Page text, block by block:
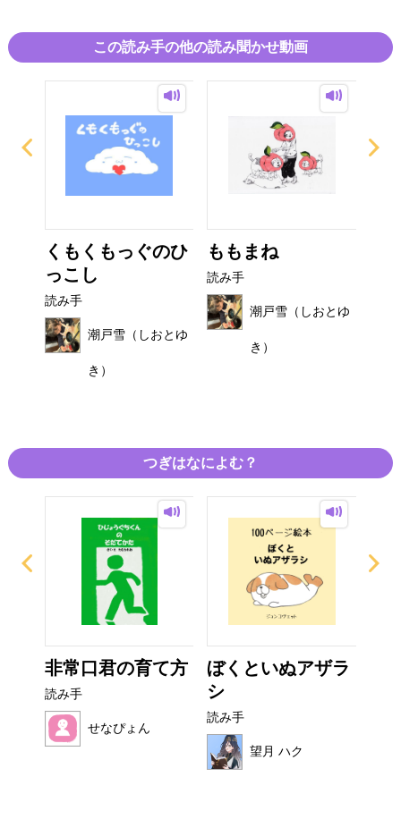
この読み手の他の読み聞かせ動画
くもくもっぐのひ
っこし
読み手
潮戸雪（しおとゆ
き）
ももまね
読み手
潮戸雪（しおとゆ
き）
つぎはなによむ？
非常口君の育て方
読み手
せなぴょん
ぼくといぬアザラ
シ
読み手
望月 ハク